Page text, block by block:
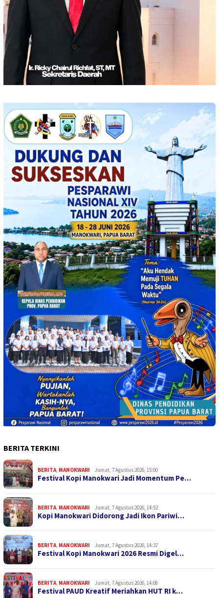
BERITA TERKINI
BERITA MANOKWARI Jumat, 7 Agustus 2026, 15:00
Festival Kopi Manokwari Jadi Momentum Pe…
BERITA MANOKWARI Jumat, 7 Agustus 2026, 14:52
Kopi Manokwari Didorong Jadi Ikon Pariwi…
BERITA MANOKWARI Jumat, 7 Agustus 2026, 14:37
Festival Kopi Manokwari 2026 Resmi Digel…
BERITA MANOKWARI Jumat, 7 Agustus 2026, 14:08
Festival PAUD Kreatif Meriahkan HUT RI k…